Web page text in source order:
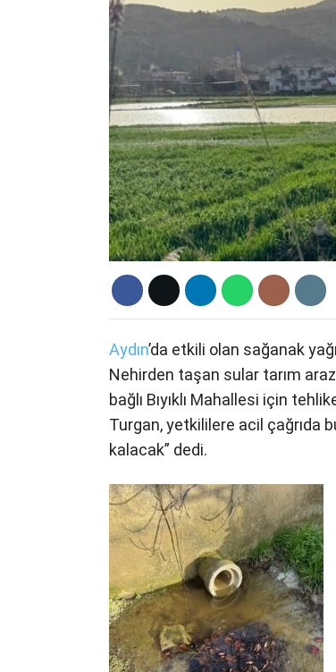
Aydın’da etkili olan sağanak
Nehirden taşan sular tarım
bağlı Bıyıklı Mahallesi için
Turgan, yetkililere acil çağrıda
kalacak” dedi.